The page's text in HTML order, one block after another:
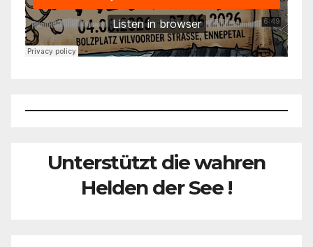
Unterstützt die wahren
Helden der See !